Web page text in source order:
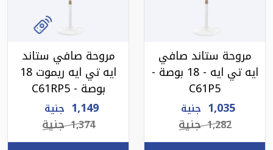
مروحة ستاند صافي
ايه تي ايه - 18 بوصة -
C61P5
1,035 جنية
1,282 جنية
مروحة صافي ستاند
ايه تي ايه ريموت 18
بوصة - C61RP5
1,149 جنية
1,374 جنية